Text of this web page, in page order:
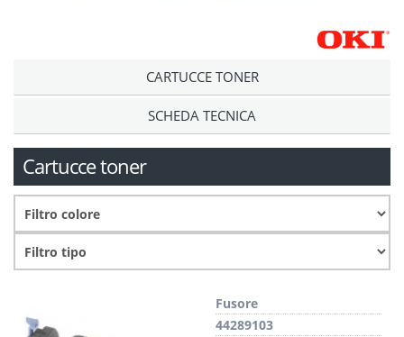
CARTUCCE TONER
SCHEDA TECNICA
Cartucce toner
Fusore
44289103